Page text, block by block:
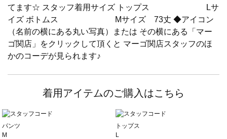
てます☆ スタッフ着用サイズ トップス Lサ
イズ ボトムス Mサイズ 73丈 ◆アイコン
（名前の横にある丸い写真）または その横にある「マー
ゴ関店」をクリックして頂くと マーゴ関店スタッフのほ
かのコーデが見られます♪
着用アイテムのご購入はこちら
パンツ
M
トップス
L